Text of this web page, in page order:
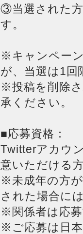
③当選された
す。
※キャンペー
が、当選は1回
※投稿を削除
承ください。
■応募資格：
Twitterアカウ
意いただける方
※未成年の方
された場合に
※関係者は応募
※ご応募は日